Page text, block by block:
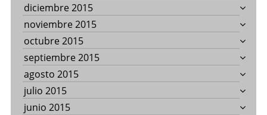
diciembre 2015
noviembre 2015
octubre 2015
septiembre 2015
agosto 2015
julio 2015
junio 2015